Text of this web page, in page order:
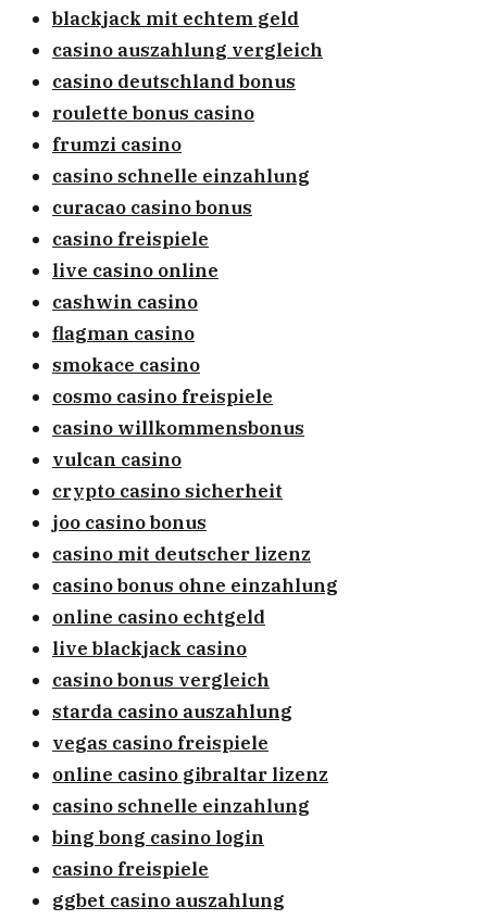
blackjack mit echtem geld
casino auszahlung vergleich
casino deutschland bonus
roulette bonus casino
frumzi casino
casino schnelle einzahlung
curacao casino bonus
casino freispiele
live casino online
cashwin casino
flagman casino
smokace casino
cosmo casino freispiele
casino willkommensbonus
vulcan casino
crypto casino sicherheit
joo casino bonus
casino mit deutscher lizenz
casino bonus ohne einzahlung
online casino echtgeld
live blackjack casino
casino bonus vergleich
starda casino auszahlung
vegas casino freispiele
online casino gibraltar lizenz
casino schnelle einzahlung
bing bong casino login
casino freispiele
ggbet casino auszahlung